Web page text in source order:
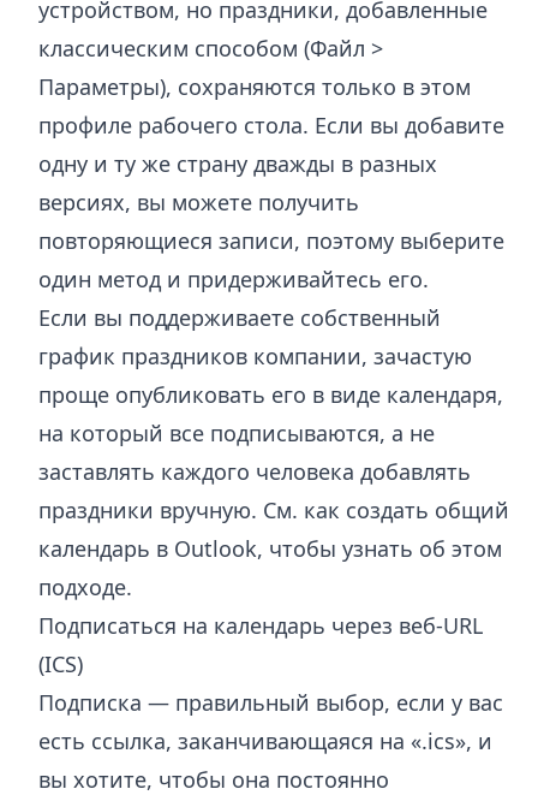
устройством, но праздники, добавленные
классическим способом (Файл >
Параметры), сохраняются только в этом
профиле рабочего стола. Если вы добавите
одну и ту же страну дважды в разных
версиях, вы можете получить
повторяющиеся записи, поэтому выберите
один метод и придерживайтесь его.
Если вы поддерживаете собственный
график праздников компании, зачастую
проще опубликовать его в виде календаря,
на который все подписываются, а не
заставлять каждого человека добавлять
праздники вручную. См. как создать общий
календарь в Outlook, чтобы узнать об этом
подходе.
Подписаться на календарь через веб-URL
(ICS)
Подписка — правильный выбор, если у вас
есть ссылка, заканчивающаяся на «.ics», и
вы хотите, чтобы она постоянно